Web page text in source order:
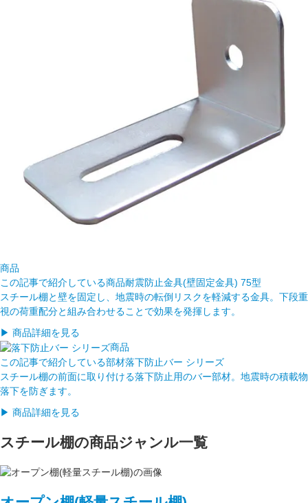
商品
この記事で紹介している商品耐震防止金具(壁固定金具) 75型
スチール棚と壁を固定し、地震時の転倒リスクを軽減する金具。下段重
視の荷重配分と組み合わせることで効果を発揮します。
▶ 商品詳細を見る
商品
この記事で紹介している部材落下防止バー シリーズ
スチール棚の前面に取り付ける落下防止用のバー部材。地震時の積載物
落下を防ぎます。
▶ 商品詳細を見る
スチール棚の商品ジャンル一覧